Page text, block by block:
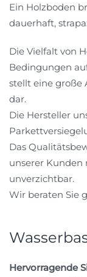
Ein Holzboden
dauerhaft,
Die Vielfalt von
Bedingungen
stellt eine große
dar.
Die Hersteller
Das
unserer
unverzichtbar.
Wir beraten Sie
Hervorragende